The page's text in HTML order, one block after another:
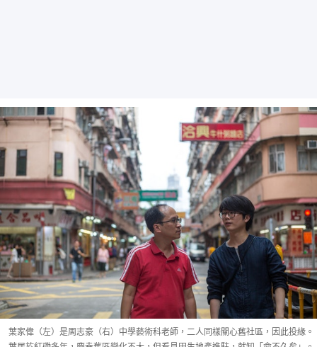
葉家偉（左）是周志豪（右）中學藝術科老師，二人同樣關心舊社區，因此投緣。